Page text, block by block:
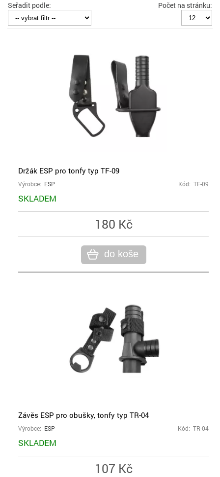
Seřadit podle:
Počet na stránku:
Držák ESP pro tonfy typ TF-09
Výrobce: ESP Kód: TF-09
SKLADEM
180 Kč
do koše
Závěs ESP pro obušky, tonfy typ TR-04
Výrobce: ESP Kód: TR-04
SKLADEM
107 Kč